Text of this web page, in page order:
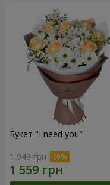
Букет "I need you"
1 949 грн